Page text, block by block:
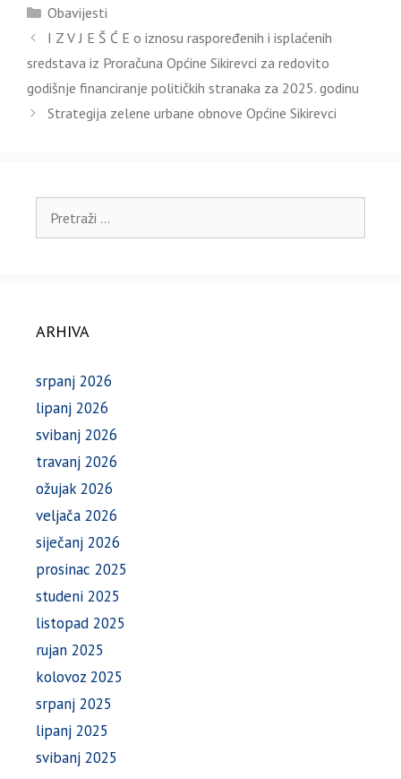
Kategorije
Obavijesti
I Z V J E Š Ć E o iznosu raspoređenih i isplaćenih
sredstava iz Proračuna Općine Sikirevci za redovito
godišnje financiranje političkih stranaka za 2025. godinu
Strategija zelene urbane obnove Općine Sikirevci
ARHIVA
srpanj 2026
lipanj 2026
svibanj 2026
travanj 2026
ožujak 2026
veljača 2026
siječanj 2026
prosinac 2025
studeni 2025
listopad 2025
rujan 2025
kolovoz 2025
srpanj 2025
lipanj 2025
svibanj 2025